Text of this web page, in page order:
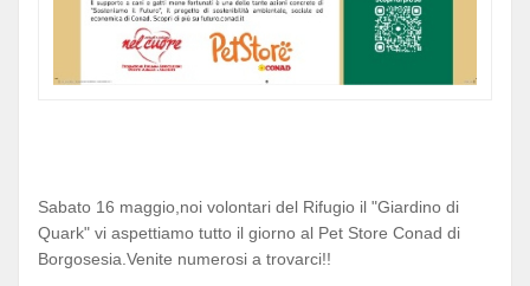
Sabato 16 maggio,noi volontari del Rifugio il "Giardino di
Quark" vi aspettiamo tutto il giorno al Pet Store Conad di
Borgosesia.Venite numerosi a trovarci!!